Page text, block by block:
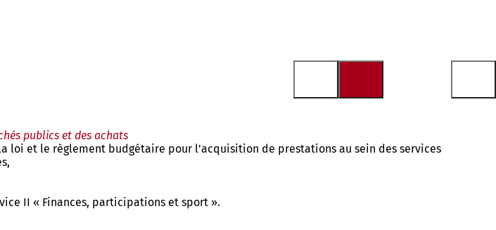
publics et des achats
loi et le règlement budgétaire pour l'acquisition de prestations au sein des services
II « Finances, participations et sport ».